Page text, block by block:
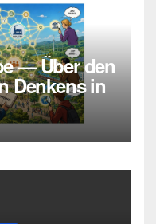
— Über den
Denkens in